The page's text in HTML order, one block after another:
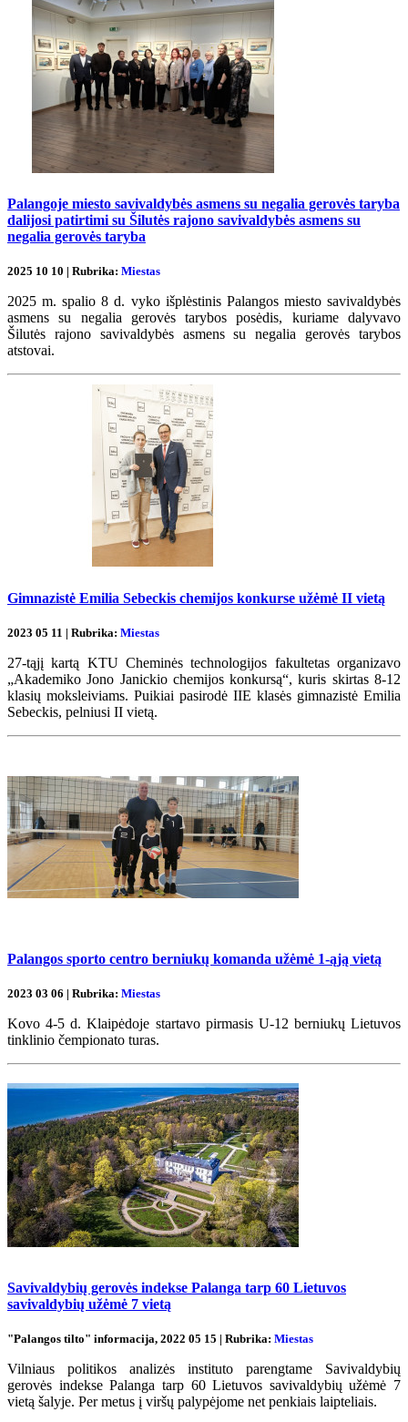
Palangoje miesto savivaldybės asmens su negalia gerovės taryba
dalijosi patirtimi su Šilutės rajono savivaldybės asmens su
negalia gerovės taryba
2025 10 10 | Rubrika: Miestas
2025 m. spalio 8 d. vyko išplėstinis Palangos miesto savivaldybės
asmens su negalia gerovės tarybos posėdis, kuriame dalyvavo
Šilutės rajono savivaldybės asmens su negalia gerovės tarybos
atstovai.
Gimnazistė Emilia Sebeckis chemijos konkurse užėmė II vietą
2023 05 11 | Rubrika: Miestas
27-tąjį kartą KTU Cheminės technologijos fakultetas organizavo
„Akademiko Jono Janickio chemijos konkursą“, kuris skirtas 8-12
klasių moksleiviams. Puikiai pasirodė IIE klasės gimnazistė Emilia
Sebeckis, pelniusi II vietą.
Palangos sporto centro berniukų komanda užėmė 1-ąją vietą
2023 03 06 | Rubrika: Miestas
Kovo 4-5 d. Klaipėdoje startavo pirmasis U-12 berniukų Lietuvos
tinklinio čempionato turas.
Savivaldybių gerovės indekse Palanga tarp 60 Lietuvos
savivaldybių užėmė 7 vietą
"Palangos tilto" informacija, 2022 05 15 | Rubrika: Miestas
Vilniaus politikos analizės instituto parengtame Savivaldybių
gerovės indekse Palanga tarp 60 Lietuvos savivaldybių užėmė 7
vietą šalyje. Per metus į viršų palypėjome net penkiais laipteliais.